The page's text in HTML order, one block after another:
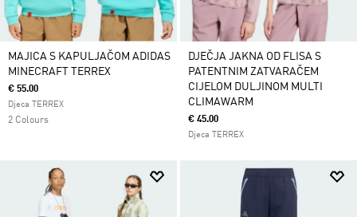
MAJICA S KAPULJAČOM ADIDAS
MINECRAFT TERREX
€ 55.00
Djeca TERREX
2 Colours
DJEČJA JAKNA OD FLISA S
PATENTNIM ZATVARAČEM
CIJELOM DULJINOM MULTI
CLIMAWARM
€ 45.00
Djeca TERREX